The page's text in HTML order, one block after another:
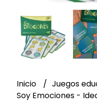
Inicio
Juegos
Soy Emociones -